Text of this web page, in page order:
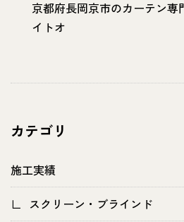
カテゴリ
施工実績
スクリーン・ブラインド
京都府長岡京市のカーテン専
イトオ